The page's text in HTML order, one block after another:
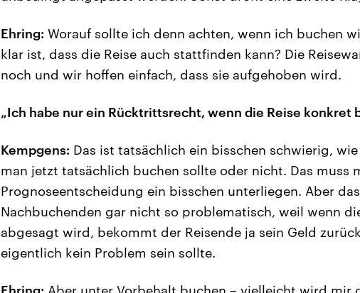
Ehring: Worauf sollte ich denn achten, wenn ich buchen
klar ist, dass die Reise auch stattfinden kann? Die
noch und wir hoffen einfach, dass sie aufgehoben wird.
„Ich habe nur ein Rücktrittsrecht, wenn die Reise konkret
Kempgens: Das ist tatsächlich ein bisschen schwierig,
man jetzt tatsächlich buchen sollte oder nicht. Das muss
Prognoseentscheidung ein bisschen unterliegen. Aber
Nachbuchenden gar nicht so problematisch, weil wenn
abgesagt wird, bekommt der Reisende ja sein Geld
eigentlich kein Problem sein sollte.